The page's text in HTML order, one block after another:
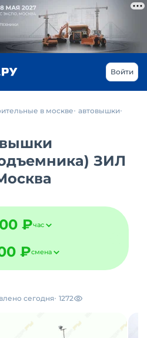
Войти
в москве автовышки
ЗИЛ
₽час
₽смена
сегодня 1272